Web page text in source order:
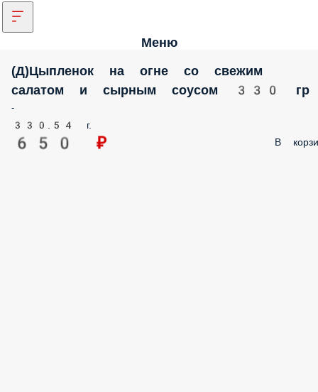
Меню
(Д)Цыпленок на огне со свежим
салатом и сырным соусом 330 гр
-
330.54 г.
650 ₽ В